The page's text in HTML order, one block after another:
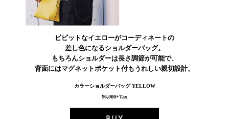
ビビットなイエローがコーディネートの
差し色になるショルダーバッグ。
もちろんショルダーは長さ調節が可能で、
背面にはマグネットポケット付もうれしい親切設計。
カラーショルダーバッグ YELLOW
¥6,000+Tax